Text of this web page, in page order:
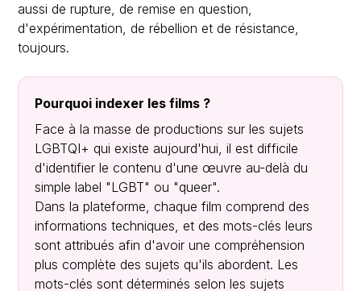
aussi de rupture, de remise en question,
d'expérimentation, de rébellion et de résistance,
toujours.
Pourquoi indexer les films ?
Face à la masse de productions sur les sujets
LGBTQI+ qui existe aujourd'hui, il est difficile
d'identifier le contenu d'une œuvre au-delà du
simple label "LGBT" ou "queer".
Dans la plateforme, chaque film comprend des
informations techniques, et des mots-clés leurs
sont attribués afin d'avoir une compréhension
plus complète des sujets qu'ils abordent. Les
mots-clés sont déterminés selon les sujets